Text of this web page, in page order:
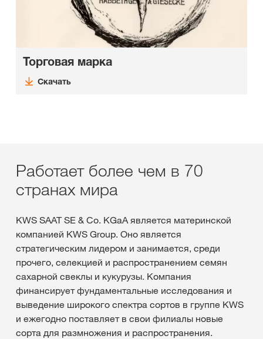
Торговая марка
Скачать
Работает более чем в 70
странах мира
KWS SAAT SE & Co. KGaA является материнской
компанией KWS Group. Оно является
стратегическим лидером и занимается, среди
прочего, селекцией и распространением семян
сахарной свеклы и кукурузы. Компания
финансирует фундаментальные исследования и
выведение широкого спектра сортов в группе KWS
и ежегодно поставляет в свои филиалы новые
сорта для размножения и распространения.